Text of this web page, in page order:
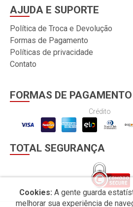
AJUDA E SUPORTE
Política de Troca e Devolução
Formas de Pagamento
Políticas de privacidade
Contato
FORMAS DE PAGAMENTO
Crédito
TOTAL SEGURANÇA
Cookies: A gente guarda
melhorar sua experiência de